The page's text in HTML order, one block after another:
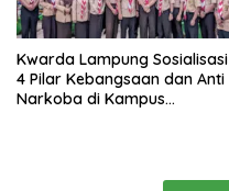
Kwarda Lampung Sosialisasi
4 Pilar Kebangsaan dan Anti
Narkoba di Kampus